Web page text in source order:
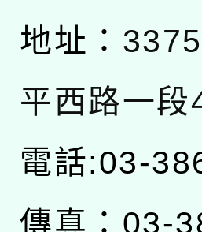
地址：
平西路一段
電話:03-
傳真：03-